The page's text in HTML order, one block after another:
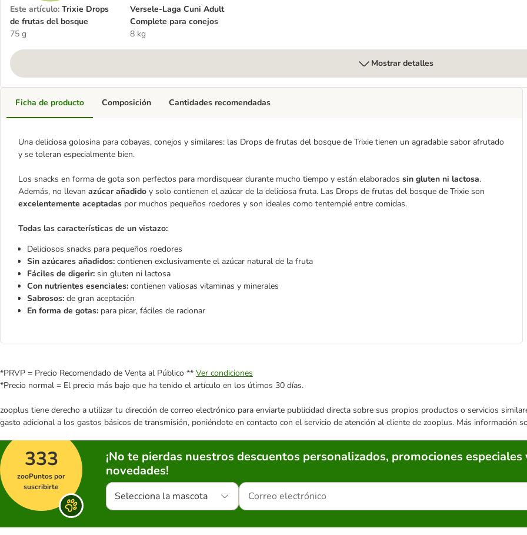
Este artículo: Trixie Drops
de frutas del bosque
75 g
Versele-Laga Cuni Adult
Complete para conejos
8 kg
Mostrar detalles
Ficha de producto
Una deliciosa golosina para cobayas, conejos y similares: las Drops de frutas del bosque de Trixie tienen un agradable sabor afrutado
y se toleran especialmente bien.
Los snacks en forma de gota son perfectos para mordisquear durante mucho tiempo y están elaborados sin gluten ni lactosa.
Además, no llevan azúcar añadido y solo contienen el azúcar de la deliciosa fruta. Las Drops de frutas del bosque de Trixie son
excelentemente aceptadas por muchos pequeños roedores y son ideales como tentempié entre comidas.
Todas las características de un vistazo:
Deliciosos snacks para pequeños roedores
Sin azúcares añadidos: contienen exclusivamente el azúcar natural de la fruta
Fáciles de digerir: sin gluten ni lactosa
Con nutrientes esenciales: contienen valiosas vitaminas y minerales
Sabrosos: de gran aceptación
En forma de gotas: para picar, fáciles de racionar
Composición Cantidades recomendadas
*PRVP = Precio Recomendado de Venta al Público ** Ver condiciones
*Precio normal = El precio más bajo que ha tenido el artículo en los útimos 30 días.
zooplus tiene derecho a utilizar tu dirección de correo electrónico para enviarte publicidad directa sobre sus propios productos o servicios
gasto adicional a los gastos básicos de transmisión, poniéndote en contacto con el servicio de atención al cliente de zooplus. Más información
333
zooPuntos por
suscribirte
¡No te pierdas nuestros descuentos personalizados, promociones especiales
novedades!
Selecciona la mascota